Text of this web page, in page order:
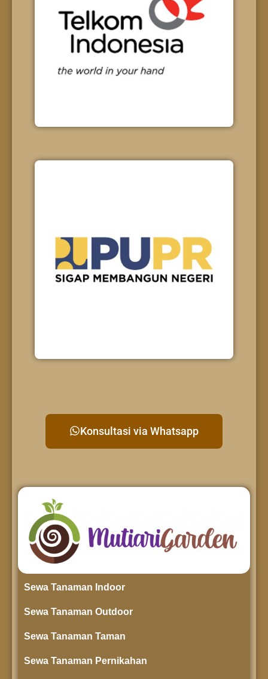
Konsultasi via Whatsapp
Sewa Tanaman Indoor
Sewa Tanaman Outdoor
Sewa Tanaman Taman
Sewa Tanaman Pernikahan